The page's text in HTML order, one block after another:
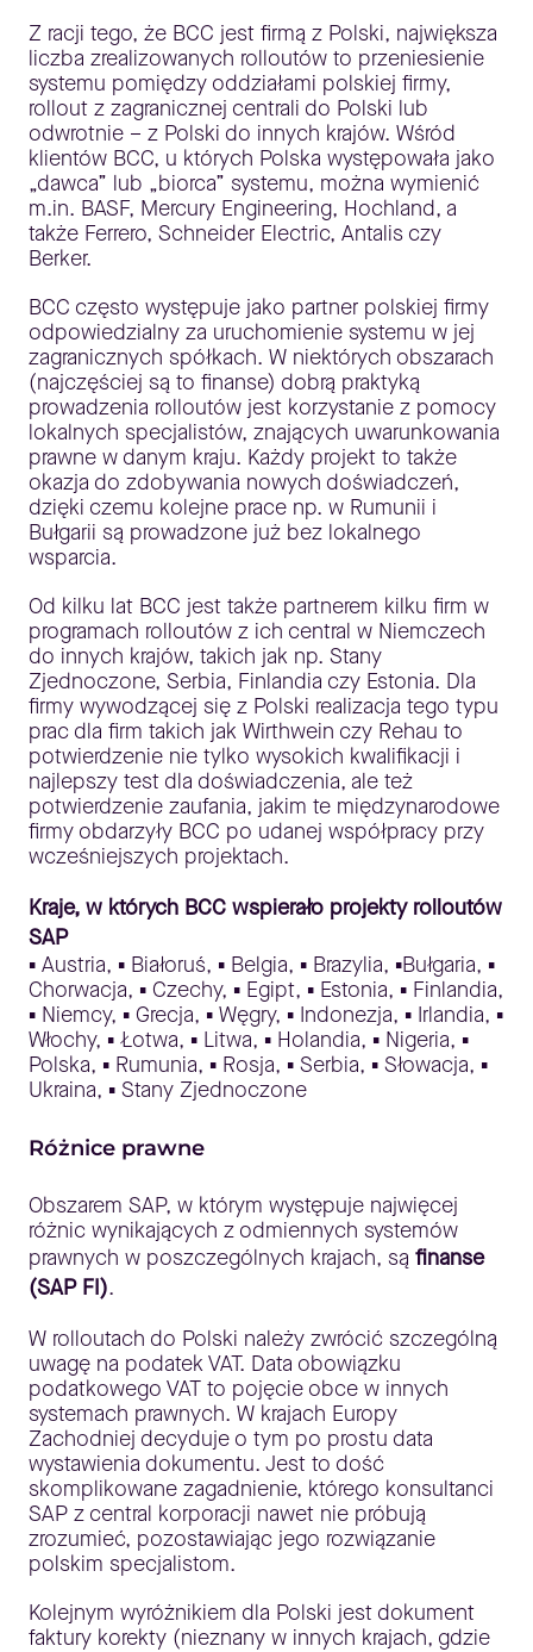
Z racji tego, że BCC jest firmą z Polski, największa
liczba zrealizowanych rolloutów to przeniesienie
systemu pomiędzy oddziałami polskiej firmy,
rollout z zagranicznej centrali do Polski lub
odwrotnie – z Polski do innych krajów. Wśród
klientów BCC, u których Polska występowała jako
„dawca” lub „biorca” systemu, można wymienić
m.in. BASF, Mercury Engineering, Hochland, a
także Ferrero, Schneider Electric, Antalis czy
Berker.
BCC często występuje jako partner polskiej firmy
odpowiedzialny za uruchomienie systemu w jej
zagranicznych spółkach. W niektórych obszarach
(najczęściej są to finanse) dobrą praktyką
prowadzenia rolloutów jest korzystanie z pomocy
lokalnych specjalistów, znających uwarunkowania
prawne w danym kraju. Każdy projekt to także
okazja do zdobywania nowych doświadczeń,
dzięki czemu kolejne prace np. w Rumunii i
Bułgarii są prowadzone już bez lokalnego
wsparcia.
Od kilku lat BCC jest także partnerem kilku firm w
programach rolloutów z ich central w Niemczech
do innych krajów, takich jak np. Stany
Zjednoczone, Serbia, Finlandia czy Estonia. Dla
firmy wywodzącej się z Polski realizacja tego typu
prac dla firm takich jak Wirthwein czy Rehau to
potwierdzenie nie tylko wysokich kwalifikacji i
najlepszy test dla doświadczenia, ale też
potwierdzenie zaufania, jakim te międzynarodowe
firmy obdarzyły BCC po udanej współpracy przy
wcześniejszych projektach.
Kraje, w których BCC wspierało projekty rolloutów
SAP
▪ Austria, ▪ Białoruś, ▪ Belgia, ▪ Brazylia, ▪Bułgaria, ▪
Chorwacja, ▪ Czechy, ▪ Egipt, ▪ Estonia, ▪ Finlandia,
▪ Niemcy, ▪ Grecja, ▪ Węgry, ▪ Indonezja, ▪ Irlandia, ▪
Włochy, ▪ Łotwa, ▪ Litwa, ▪ Holandia, ▪ Nigeria, ▪
Polska, ▪ Rumunia, ▪ Rosja, ▪ Serbia, ▪ Słowacja, ▪
Ukraina, ▪ Stany Zjednoczone
Różnice prawne
Obszarem SAP, w którym występuje najwięcej
różnic wynikających z odmiennych systemów
prawnych w poszczególnych krajach, są finanse
(SAP FI).
W rolloutach do Polski należy zwrócić szczególną
uwagę na podatek VAT. Data obowiązku
podatkowego VAT to pojęcie obce w innych
systemach prawnych. W krajach Europy
Zachodniej decyduje o tym po prostu data
wystawienia dokumentu. Jest to dość
skomplikowane zagadnienie, którego konsultanci
SAP z central korporacji nawet nie próbują
zrozumieć, pozostawiając jego rozwiązanie
polskim specjalistom.
Kolejnym wyróżnikiem dla Polski jest dokument
faktury korekty (nieznany w innych krajach, gdzie